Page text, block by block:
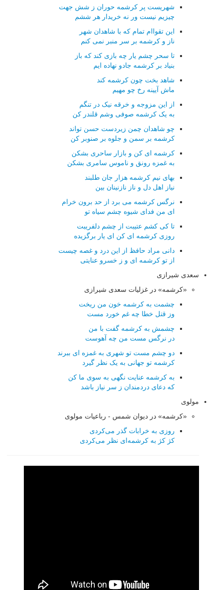
شهریست پر کرشمه حوران ز شش جهت
چیزیم نیست ور نه خریدار هر ششم
این تقواام تمام که با شاهدان شهر
ناز و کرشمه بر سر منبر نمی کنم
تا سحر چشم یار چه بازی کند که باز
بنیاد بر کرشمه جادو نهاده ایم
شاهد بخت چون کرشمه کند
ماش آیینه رخ چو مهیم
از این مزوجه و خرقه نیک در تنگم
به یک کرشمه صوفی وشم قلندر کن
چو شاهدان چمن زیردست حسن تواند
کرشمه بر سمن و جلوه بر صنوبر کن
کرشمه ای کن و بازار ساحری بشکن
به غمزه رونق و ناموس سامری بشکن
بهای نیم کرشمه هزار جان طلبند
نیاز اهل دل و ناز نازنینان بین
نرگس کرشمه می برد از حد برون خرام
ای من فدای شیوه چشم سیاه تو
تا کی کشم عتیبت از چشم دلفریبت
روزی کرشمه ای کن ای یار برگزیده
دانی مراد حافظ از این درد و غصه چیست
از تو کرشمه ای و ز خسرو عنایتی
سعدی شیرازی
«کرشمه» در غزلیات سعدی شیرازی
چشمت به کرشمه خون من ریخت
وز قتل خطا چه غم خورد مست
چشمش به کرشمه گفت با من
در نرگس مست من چه آهوست
دو چشم مست تو شهری به غمزه ای ببرند
کرشمه تو جهانی به یک نظر گیرد
به کرشمه عنایت نگهی به سوی ما کن
که دعای دردمندان ز سر نیاز باشد
مولوی
«کرشمه» در دیوان شمس - رباعیات مولوی
روزی به خرابات گذر می‌کردی
کژ کژ به کرشمه‌ای نظر می‌کردی